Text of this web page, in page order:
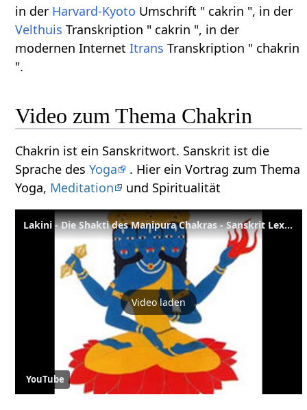
in der Harvard-Kyoto Umschrift " cakrin ", in der
Velthuis Transkription " cakrin ", in der
modernen InternetItrans Transkription " chakrin
".
Video zum Thema Chakrin
Chakrin ist ein Sanskritwort. Sanskrit ist die
Sprache desYoga
. Hier ein Vortrag zum Thema
Yoga, Meditation und Spiritualität
Lakini - Die Shakti des Manipura Chakras - Sanskrit Lexikon
Video laden
YouTube